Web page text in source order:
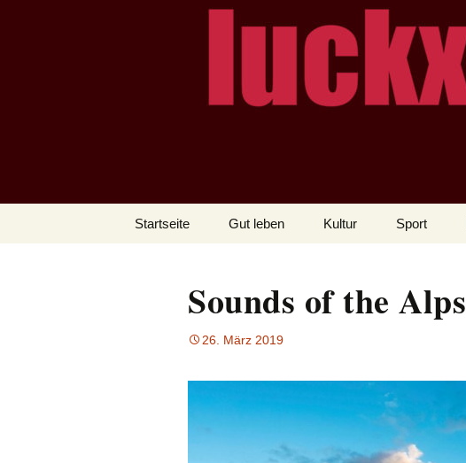
LUCKX
– das Magazin
Startseite Gut leben Kultur Sport
Sounds of the Alps
26. März 2019